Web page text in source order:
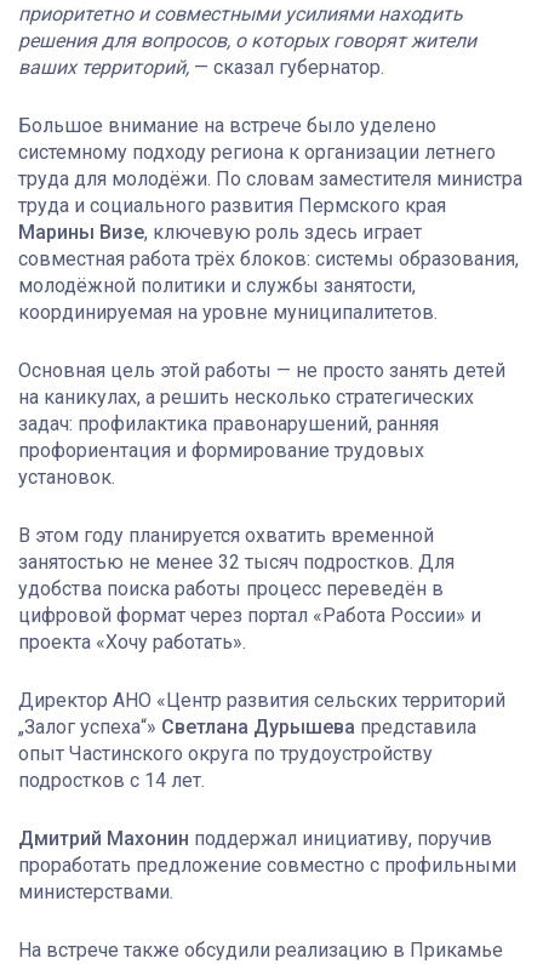
приоритетно и совместными усилиями находить
решения для вопросов, о которых говорят жители
ваших территорий, — сказал губернатор.
Большое внимание на встрече было уделено
системному подходу региона к организации летнего
труда для молодёжи. По словам заместителя министра
труда и социального развития Пермского края
Марины Визе, ключевую роль здесь играет
совместная работа трёх блоков: системы образования,
молодёжной политики и службы занятости,
координируемая на уровне муниципалитетов.
Основная цель этой работы — не просто занять детей
на каникулах, а решить несколько стратегических
задач: профилактика правонарушений, ранняя
профориентация и формирование трудовых
установок.
В этом году планируется охватить временной
занятостью не менее 32 тысяч подростков. Для
удобства поиска работы процесс переведён в
цифровой формат через портал «Работа России» и
проекта «Хочу работать».
Директор АНО «Центр развития сельских территорий
„Залог успеха“» Светлана Дурышева представила
опыт Частинского округа по трудоустройству
подростков с 14 лет.
Дмитрий Махонин поддержал инициативу, поручив
проработать предложение совместно с профильными
министерствами.
На встрече также обсудили реализацию в Прикамье